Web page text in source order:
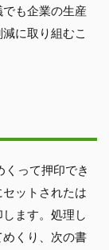
も企業の生産
に取り組むこ
って押印でき
ットされたは
ます。処理し
くり、次の書